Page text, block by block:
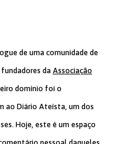
de uma comunidade de
daAssociação
domínio foi o
ao Diário Ateísta, um dos
Hoje, este é um espaço